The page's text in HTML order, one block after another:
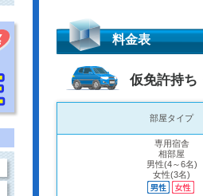
料金表
仮免許持ち
部屋タイプ
専用宿舎
相部屋
男性(4～6名)
女性(3名)